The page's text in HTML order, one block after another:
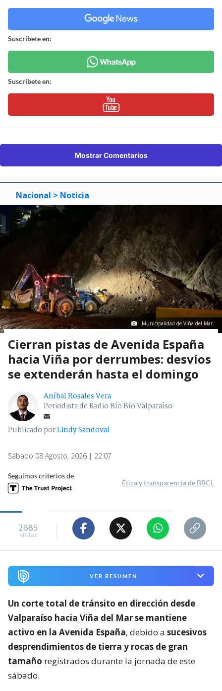
Suscríbete en:
Suscríbete en:
Mostrar Comentarios
Nacional > Noticia
Municipalidad de Viña del Mar.
Cierran pistas de Avenida España
hacia Viña por derrumbes: desvíos
se extenderán hasta el domingo
Aníbal Rosales Vera
Periodista de Radio Bío Bío Valparaíso
Publicado porLindy Sandoval
Sábado 08 Agosto, 2026 | 22:07
Seguimos criterios de
Ética y transparencia de BBCL
2685
visitas
VER RESUMEN
Un corte total de tránsito en dirección desde
Valparaíso hacia Viña del Mar se mantiene
activo en la Avenida España, debido a sucesivos
desprendimientos de tierra y rocas de gran
tamaño registrados durante la jornada de este
sábado.